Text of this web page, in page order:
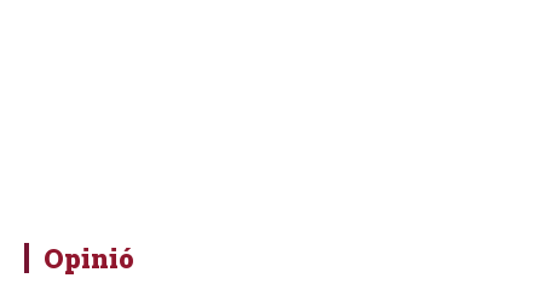
Opinió